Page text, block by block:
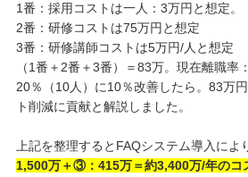
1番：採用コストは一人：3万円と想定。
2番：研修コストは75万円と想定
3番：研修講師コストは5万円/人と想定
（1番＋2番＋3番）＝83万。現在離職率
20％（10人）に10％改善したら。83万
ト削減に貢献と解説しました。
上記を整理するとFAQシステム導入によ
1,500万＋③：415万＝約3,400万/年のコ